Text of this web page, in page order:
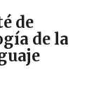
de
de la